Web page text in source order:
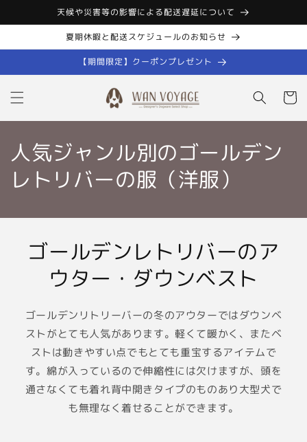
コンテン
ツに進む
天候や災害等の影響による配送遅延について
夏期休暇と配送スケジュールのお知らせ
【期間限定】クーポンプレゼント
ー
人気ジャンル別のゴールデン
レトリバーの服（洋服）
ゴールデンレトリバーのア
ウター・ダウンベスト
ゴールデンリトリーバーの冬のアウターではダウンベ
ストがとても人気があります。軽くて暖かく、またベ
ストは動きやすい点でもとても重宝するアイテムで
す。綿が入っているので伸縮性には欠けますが、頭を
通さなくても着れ背中開きタイプのものあり大型犬で
も無理なく着せることができます。